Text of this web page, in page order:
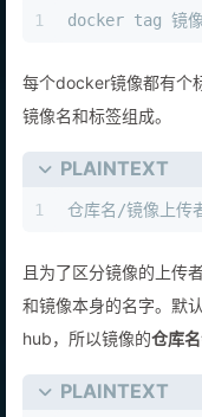
1 docker tag 镜
每个docker镜像都有个
镜像名和标签组成。
PLAINTEXT
1 仓库名/镜像上传
且为了区分镜像的上传
和镜像本身的名字。默
hub，所以镜像的仓库
PLAINTEXT